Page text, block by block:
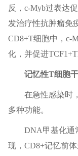
反，c-Myb过表达
发治疗性抗肿瘤免
CD8+T细胞中，c-
化，并促进
记忆性T细胞
在急性感染时
多种功能。
DNA甲基化通
现，CD8+记忆前